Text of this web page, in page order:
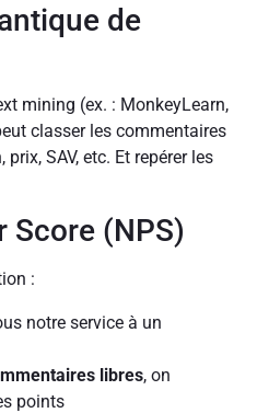
de
mining (ex. : MonkeyLearn,
classer les commentaires
SAV, etc. Et repérer les
Score (NPS)
:
notre service à un
libres, on
points